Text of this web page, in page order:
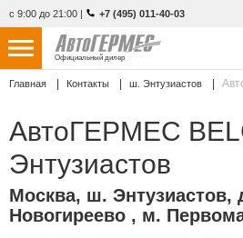
с 9:00 до 21:00 | +7 (495) 011-40-03
Официальный дилер
НОВЫЕ АВТОМОБИЛИ 4763 авто
С ПРОБЕГОМ 863 авто
СЕРВИС
УСЛУГИ
Главная Контакты ш. Энтузиастов
АвтоГЕРМЕС
Энтузиастов
Москва, ш. Энтузиастов,
Новогиреево , м.